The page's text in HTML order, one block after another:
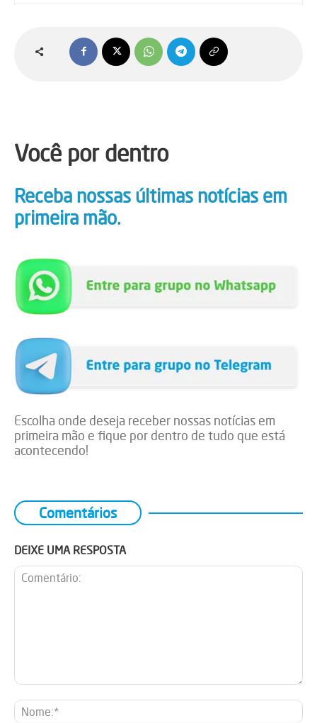
Você por dentro
Receba nossas últimas notícias em
primeira mão.
Escolha onde deseja receber nossas notícias em
primeira mão e fique por dentro de tudo que está
acontecendo!
Comentários
DEIXE UMA RESPOSTA